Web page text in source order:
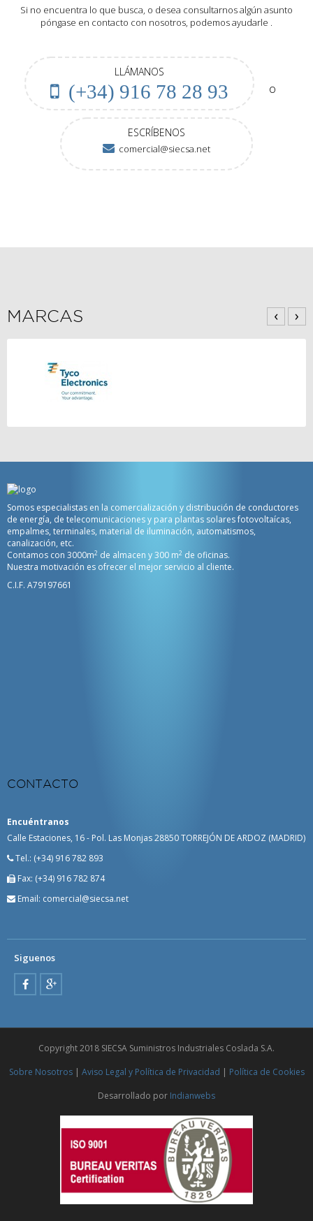
Si no encuentra lo que busca, o desea consultarnos algún asunto
póngase en contacto con nosotros, podemos ayudarle .
LLÁMANOS
(+34) 916 78 28 93 o
ESCRÍBENOS
comercial@siecsa.net
MARCAS ‹ ›
Somos especialistas en la comercialización y distribución de conductores
de energía, de telecomunicaciones y para plantas solares fotovoltaícas,
empalmes, terminales, material de iluminación, automatismos,
canalización, etc.
Contamos con 3000m2 de almacen y 300 m2 de oficinas.
Nuestra motivación es ofrecer el mejor servicio al cliente.
C.I.F. A79197661
CONTACTO
Encuéntranos
Calle Estaciones, 16 - Pol. Las Monjas 28850 TORREJÓN DE ARDOZ (MADRID)
Tel.: (+34) 916 782 893
Fax: (+34) 916 782 874
Email: comercial@siecsa.net
Siguenos
Copyright 2018 SIECSA Suministros Industriales Coslada S.A.
Sobre Nosotros| Aviso Legal y Política de Privacidad | Política de Cookies
Desarrollado por Indianwebs